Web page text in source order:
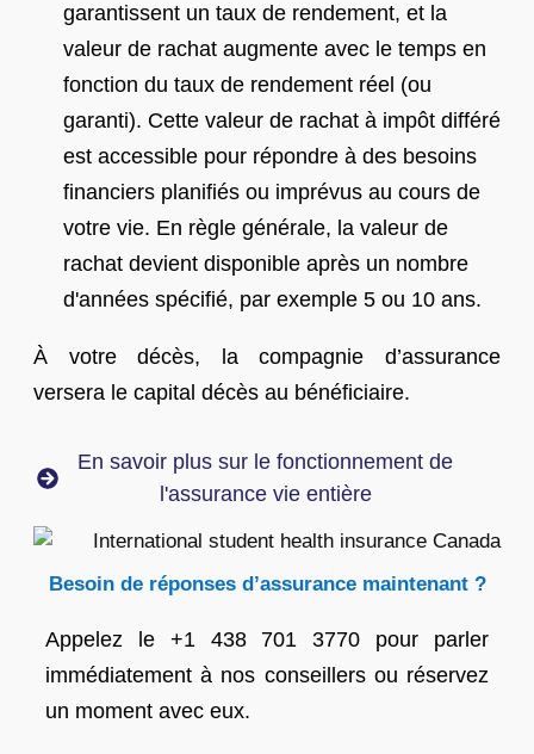
garantissent un taux de rendement, et la
valeur de rachat augmente avec le temps en
fonction du taux de rendement réel (ou
garanti). Cette valeur de rachat à impôt différé
est accessible pour répondre à des besoins
financiers planifiés ou imprévus au cours de
votre vie. En règle générale, la valeur de
rachat devient disponible après un nombre
d'années spécifié, par exemple 5 ou 10 ans.
À votre décès, la compagnie d’assurance
versera le capital décès au bénéficiaire.
En savoir plus sur le fonctionnement de
l'assurance vie entière
Besoin de réponses d’assurance maintenant ?
Appelez le +1 438 701 3770 pour parler
immédiatement à nos conseillers ou réservez
un moment avec eux.